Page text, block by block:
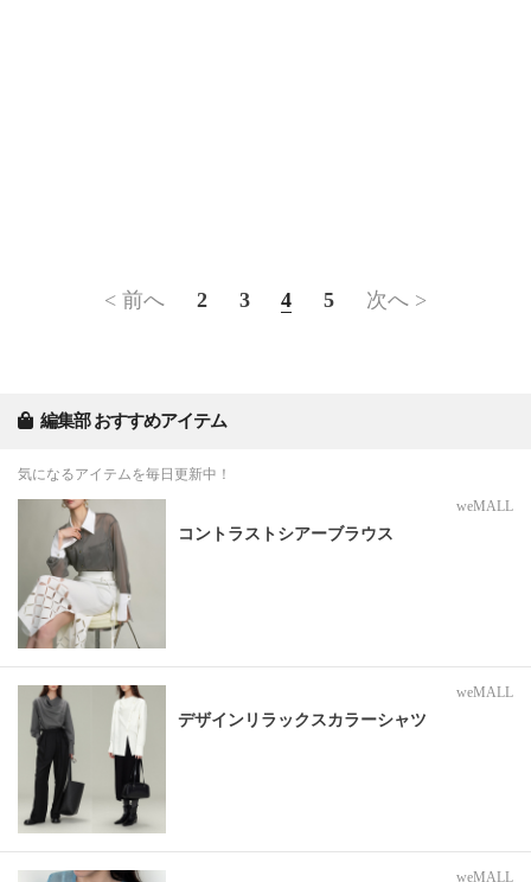
< 前へ 2 3 4 5 次へ >
編集部 おすすめアイテム
気になるアイテムを毎日更新中！
weMALL
コントラストシアーブラウス
weMALL
デザインリラックスカラーシャツ
weMALL